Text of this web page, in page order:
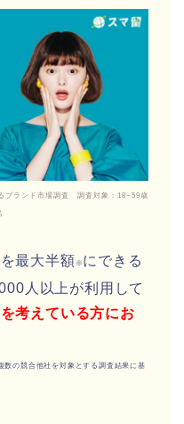
ブランド市場調査 調査対象：18~59歳
最大半額 ※ にできる
人以上が利用して
考えている方にお
数の競合他社を対象とする調査結果に基